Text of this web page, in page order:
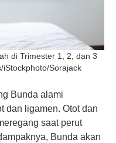
di Trimester 1, 2, dan 3
iStockphoto/Sorajack
Bunda alami
dan ligamen. Otot dan
saat perut
Bunda akan